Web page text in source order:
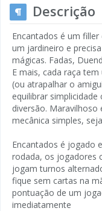
Descrição
Encantados é um
um jardineiro e
mágicas. Fadas,
E mais, cada raça
(ou atrapalhar o
equilibrar
diversão.
mecânica simples,
Encantados é jogado
rodada, os jogadores
jogam turnos
fique sem cartas na
pontuação de um
imediatamente